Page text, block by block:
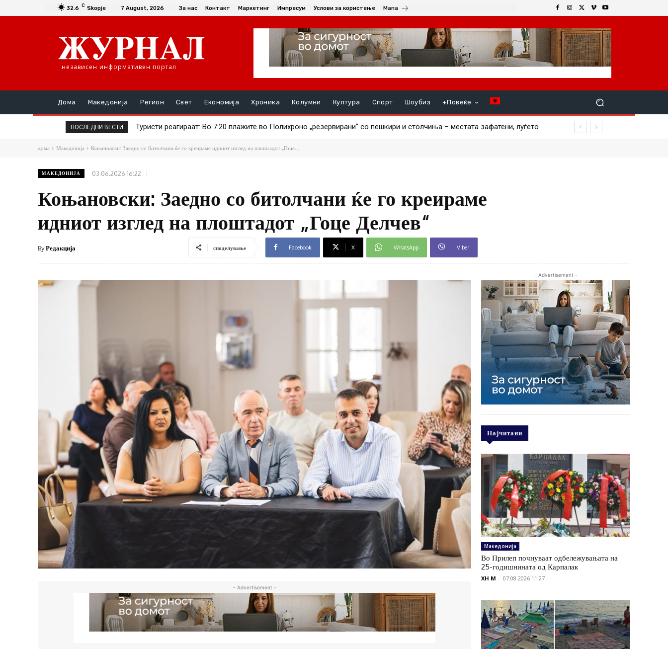
32.6 C Skopje 7 August, 2026 За нас Контакт Маркетинг Импресум Услови за користење Мапа
независен информативен портал
Дома Македонија Регион Свет Економија Хроника Колумни Култура Спорт Шоубиз +Повеќе
ПОСЛЕДНИ ВЕСТИ
Туристи реагираат: Во 7:20 плажите во Полихроно „резервирани“ со пешкири и столчиња – местата зафатени, луѓето
Приведени две лица од струшко Радолишта поради поседување оружје
дома Македонија Коњановски: Заедно со битолчани ќе го креираме идниот изглед на плоштадот „Гоце...
МАКЕДОНИЈА 03.06.2026 16:22
Коњановски: Заедно со битолчани ќе го креираме
идниот изглед на плоштадот „Гоце Делчев“
ByРедакција споделување Facebook X WhatsApp Viber
- Advertisement -
- Advertisement -
Најчитани
Македонија
Во Прилеп почнуваат одбележувањата на
25-годишнината од Карпалак
XH M - 07.08.2026 11:27